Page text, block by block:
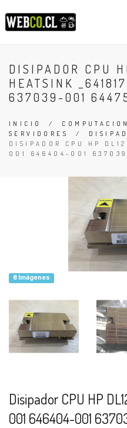
DISIPADOR CPU
HEATSINK
637039-001
INICIO / COMPUTACION
SERVIDORES
/
DISIPADOR CPU HP
001 646404-001
8 Imágenes
Disipador CPU HP
001 646404-001